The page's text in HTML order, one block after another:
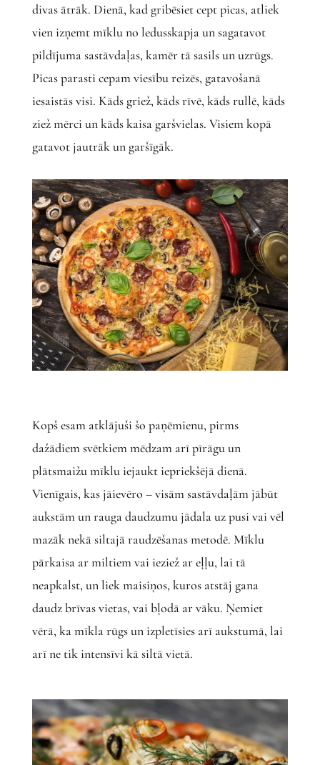
divas ātrāk. Dienā, kad gribēsiet cept picas, atliek
vien izņemt mīklu no ledusskapja un sagatavot
pildījuma sastāvdaļas, kamēr tā sasils un uzrūgs.
Picas parasti cepam viesību reizēs, gatavošanā
iesaistās visi. Kāds griež, kāds rīvē, kāds rullē, kāds
ziež mērci un kāds kaisa garšvielas. Visiem kopā
gatavot jautrāk un garšīgāk.
Kopš esam atklājuši šo paņēmienu, pirms
dažādiem svētkiem mēdzam arī pīrāgu un
plātsmaižu mīklu iejaukt iepriekšējā dienā.
Vienīgais, kas jāievēro – visām sastāvdaļām jābūt
aukstām un rauga daudzumu jādala uz pusi vai vēl
mazāk nekā siltajā raudzēšanas metodē. Mīklu
pārkaisa ar miltiem vai ieziež ar eļļu, lai tā
neapkalst, un liek maisiņos, kuros atstāj gana
daudz brīvas vietas, vai bļodā ar vāku. Ņemiet
vērā, ka mīkla rūgs un izpletīsies arī aukstumā, lai
arī ne tik intensīvi kā siltā vietā.